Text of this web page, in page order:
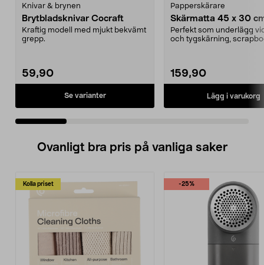
Knivar & brynen
Brytbladsknivar Cocraft
Kraftig modell med mjukt bekvämt
grepp.
59,90
Se varianter
Papperskärare
Skärmatta 45 x 30
Perfekt som underlägg
och tygskärning,
159,90
Lägg i varukorg
Ovanligt bra pris på vanliga saker
Kolla priset -25%